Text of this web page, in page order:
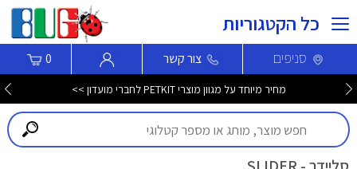
כל הקטגוריות
סניפים צור קשר 0
מחיר מיוחד על מגוון מוצרי PETKIT לחברי מועדון >>